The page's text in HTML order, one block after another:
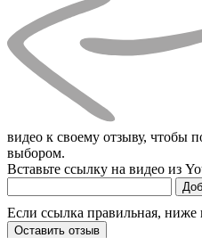
видео к своему отзыву, чтобы
выбором.
Вставьте ссылку на видео из
Если ссылка правильная,
Оставить отзыв